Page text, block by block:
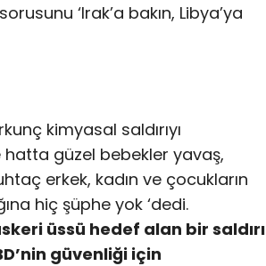
‘Irak’a bakın, Libya’ya
kimyasal saldırıyı
hatta güzel bebekler yavaş,
erkek, kadın ve çocukların
hiç şüphe yok ‘dedi.
üssü hedef alan bir saldırı
güvenliği için